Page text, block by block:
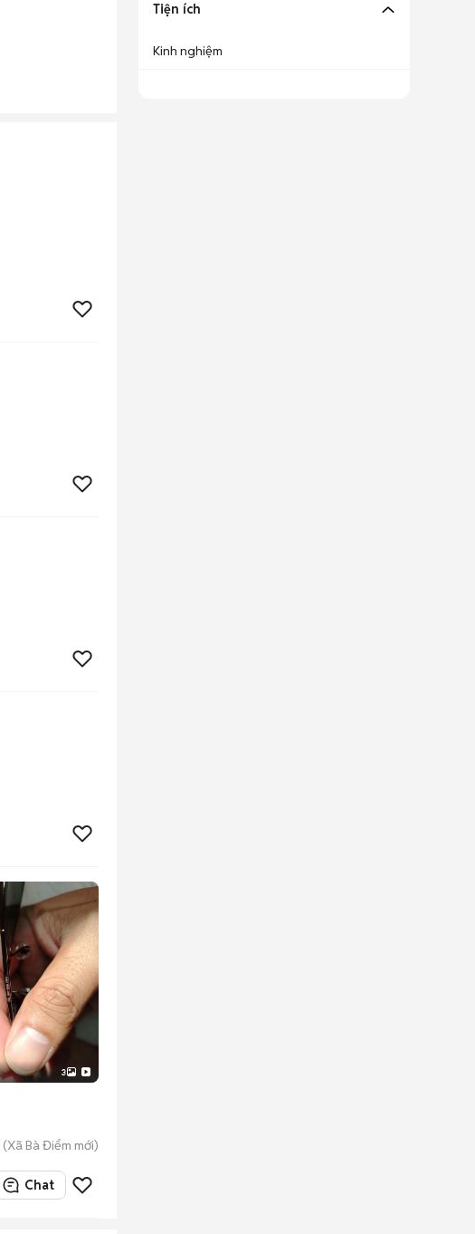
3
(Xã Bà Điểm mới)
Chat
Tiện ích
Kinh nghiệm